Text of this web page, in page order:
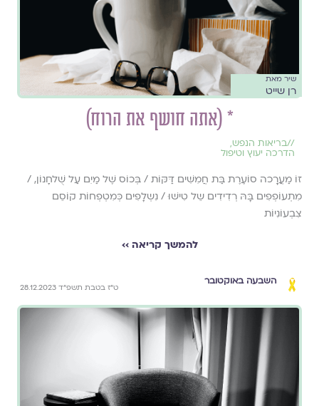
שיר מאת
רן שייט
* (אתה חושף את הרוח)
//בריאות הנפש,
הדרכה יעוץ וטיפול
זוֹ מַעֲרָָכה סוֹעֶרֶת בַּת חֲמִשִּׁים דַּקּוֹת / בְּכוֹס שֶׁל מַיִם עַל שֻׁלחָנוֹן, /
מִתְעוֹפְפִים בָּהּ רְדִידִים שֵל טִישׁוּ / נִשְלָפִים כְּמִטְפְחוֹת קוֹסֵם
צִבְעוֹנִיוֹת
להמשך קריאה ››
השבעה באוקטובר
ט״ז בטבת תשפ״ד 28.12.2023